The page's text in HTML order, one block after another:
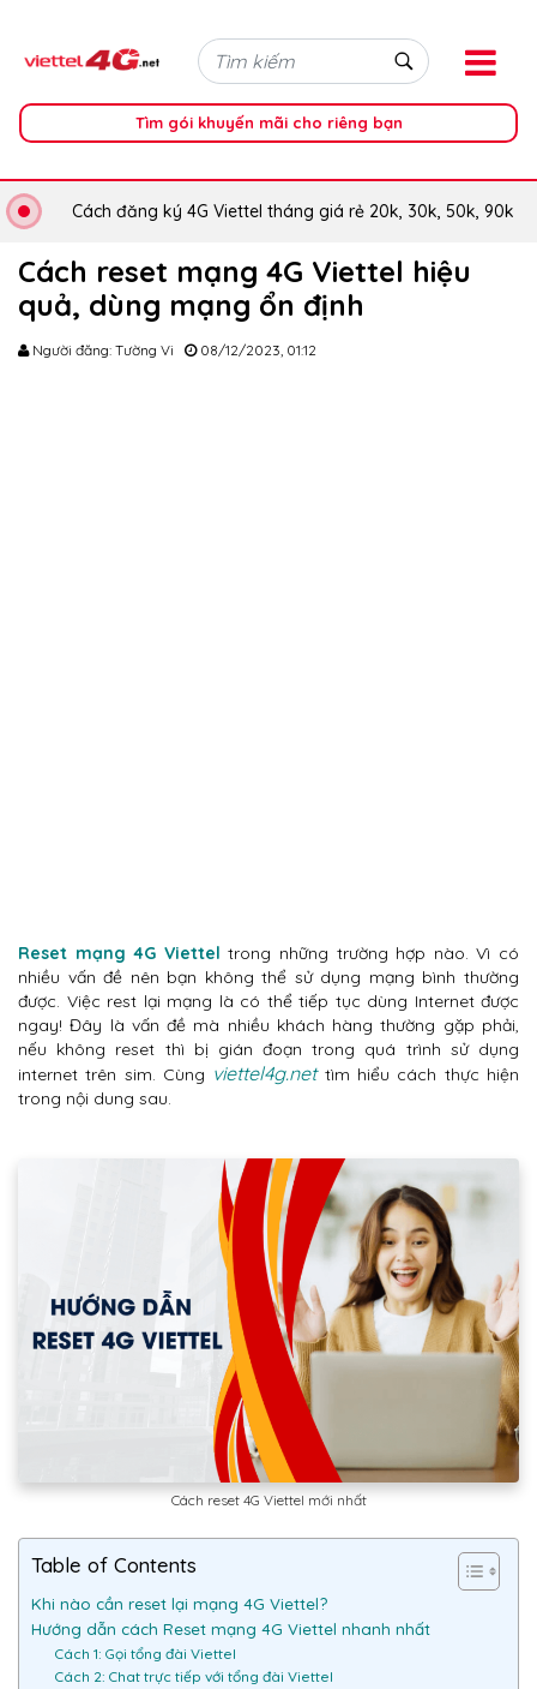
Tìm gói khuyến mãi cho riêng bạn
Cách đăng ký 4G Viettel tháng giá rẻ 20k, 30k, 50k, 90k
Cách reset mạng 4G Viettel hiệu
quả, dùng mạng ổn định
Người đăng: Tường Vi 08/12/2023, 01:12
Reset mạng 4G Viettel trong những trường hợp nào. Vì có
nhiều vấn đề nên bạn không thể sử dụng mạng bình thường
được. Việc rest lại mạng là có thể tiếp tục dùng Internet được
ngay! Đây là vấn đề mà nhiều khách hàng thường gặp phải,
nếu không reset thì bị gián đoạn trong quá trình sử dụng
internet trên sim. Cùng viettel4g.nettìm hiểu cách thực hiện
trong nội dung sau.
Cách reset 4G Viettel mới nhất
Table of Contents
Khi nào cần reset lại mạng 4G Viettel?
Hướng dẫn cách Reset mạng 4G Viettel nhanh nhất
Cách 1: Gọi tổng đài Viettel
Cách 2: Chat trực tiếp với tổng đài Viettel